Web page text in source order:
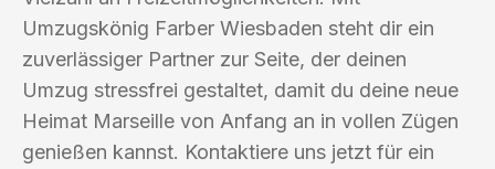
Umzugskönig Farber Wiesbaden steht dir ein
zuverlässiger Partner zur Seite, der deinen
Umzug stressfrei gestaltet, damit du deine neue
Heimat Marseille von Anfang an in vollen Zügen
genießen kannst. Kontaktiere uns jetzt für ein